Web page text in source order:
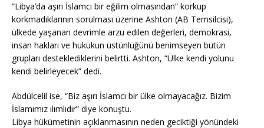
“Libya’da aşırı İslamcı bir eğilim olmasından” korkup
korkmadıklarının sorulması üzerine Ashton (AB Temsilcisi),
ülkede yaşanan devrimle arzu edilen değerleri, demokrasi,
insan hakları ve hukukun üstünlüğünü benimseyen bütün
grupları desteklediklerini belirtti. Ashton, “Ülke kendi yolunu
kendi belirleyecek” dedi.
Abdülcelil ise, “Biz aşırı İslamcı bir ülke olmayacağız. Bizim
İslamımız ılımlıdır” diye konuştu.
Libya hükümetinin açıklanmasının neden geciktiği yönündeki